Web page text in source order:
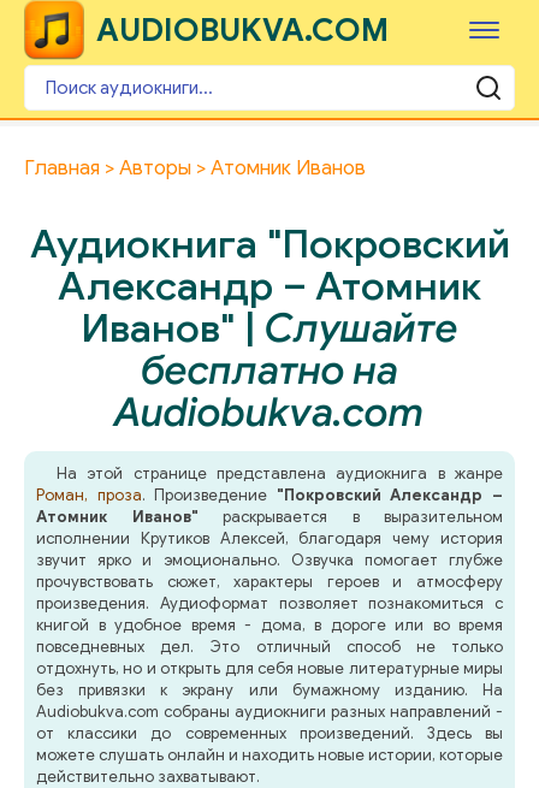
AUDIOBUKVA.COM
Главная Авторы Атомник Иванов
Аудиокнига "Покровский
Александр – Атомник
Иванов" | Слушайте
бесплатно на
Audiobukva.com
На этой странице представлена аудиокнига в жанре
Роман, проза. Произведение "Покровский Александр –
Атомник Иванов" раскрывается в выразительном
исполнении Крутиков Алексей, благодаря чему история
звучит ярко и эмоционально. Озвучка помогает глубже
прочувствовать сюжет, характеры героев и атмосферу
произведения. Аудиоформат позволяет познакомиться с
книгой в удобное время - дома, в дороге или во время
повседневных дел. Это отличный способ не только
отдохнуть, но и открыть для себя новые литературные миры
без привязки к экрану или бумажному изданию. На
Audiobukva.com собраны аудиокниги разных направлений -
от классики до современных произведений. Здесь вы
можете слушать онлайн и находить новые истории, которые
действительно захватывают.